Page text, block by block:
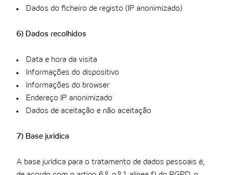
Dados do ficheiro de registo (IP anonimizado)
6) Dados recolhidos
Data e hora da visita
Informações do dispositivo
Informações do browser
Endereço IP anonimizado
Dados de aceitação e não aceitação
7) Base jurídica
A base jurídica para o tratamento de dados pessoais é,